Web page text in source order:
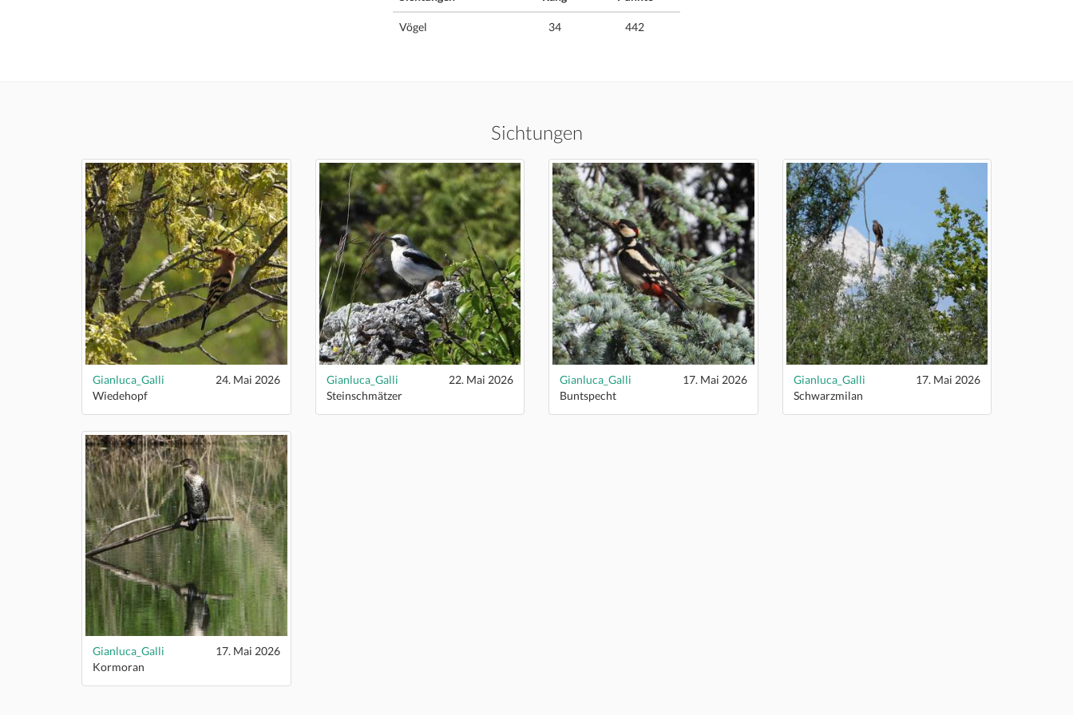
Vögel 34 442
Sichtungen
Gianluca_Galli
24. Mai 2026
Wiedehopf
Gianluca_Galli
22. Mai 2026
Steinschmätzer
Gianluca_Galli
17. Mai 2026
Buntspecht
Gianluca_Galli
17. Mai 2026
Schwarzmilan
Gianluca_Galli
17. Mai 2026
Kormoran